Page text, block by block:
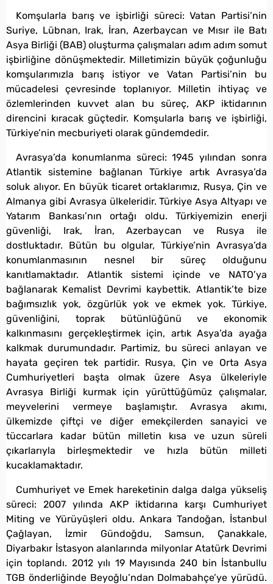
Komşularla barış ve işbirliği süreci: Vatan Partisi’nin
Suriye, Lübnan, Irak, İran, Azerbaycan ve Mısır ile Batı
Asya Birliği (BAB) oluşturma çalışmaları adım adım somut
işbirliğine dönüşmektedir. Milletimizin büyük çoğunluğu
komşularımızla barış istiyor ve Vatan Partisi’nin bu
mücadelesi çevresinde toplanıyor. Milletin ihtiyaç ve
özlemlerinden kuvvet alan bu süreç, AKP iktidarının
direncini kıracak güçtedir. Komşularla barış ve işbirliği,
Türkiye’nin mecburiyeti olarak gündemdedir.
Avrasya’da konumlanma süreci: 1945 yılından sonra
Atlantik sistemine bağlanan Türkiye artık Avrasya’da
soluk alıyor. En büyük ticaret ortaklarımız, Rusya, Çin ve
Almanya gibi Avrasya ülkeleridir. Türkiye Asya Altyapı ve
Yatarım Bankası’nın ortağı oldu. Türkiyemizin enerji
güvenliği, Irak, İran, Azerbaycan ve Rusya ile
dostluktadır. Bütün bu olgular, Türkiye’nin Avrasya’da
konumlanmasının nesnel bir süreç olduğunu
kanıtlamaktadır. Atlantik sistemi içinde ve NATO’ya
bağlanarak Kemalist Devrimi kaybettik. Atlantik’te bize
bağımsızlık yok, özgürlük yok ve ekmek yok. Türkiye,
güvenliğini, toprak bütünlüğünü ve ekonomik
kalkınmasını gerçekleştirmek için, artık Asya’da ayağa
kalkmak durumundadır. Partimiz, bu süreci anlayan ve
hayata geçiren tek partidir. Rusya, Çin ve Orta Asya
Cumhuriyetleri başta olmak üzere Asya ülkeleriyle
Avrasya Birliği kurmak için yürüttüğümüz çalışmalar,
meyvelerini vermeye başlamıştır. Avrasya akımı,
ülkemizde çiftçi ve diğer emekçilerden sanayici ve
tüccarlara kadar bütün milletin kısa ve uzun süreli
çıkarlarıyla birleşmektedir ve hızla bütün milleti
kucaklamaktadır.
Cumhuriyet ve Emek hareketinin dalga dalga yükseliş
süreci: 2007 yılında AKP iktidarına karşı Cumhuriyet
Miting ve Yürüyüşleri oldu. Ankara Tandoğan, İstanbul
Çağlayan, İzmir Gündoğdu, Samsun, Çanakkale,
Diyarbakır İstasyon alanlarında milyonlar Atatürk Devrimi
için toplandı. 2012 yılı 19 Mayısında 240 bin İstanbullu
TGB önderliğinde Beyoğlu’ndan Dolmabahçe’ye yürüdü.